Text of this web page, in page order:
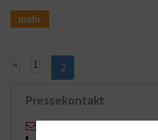
mehr
« Vorherige
1 2
Pressekontakt